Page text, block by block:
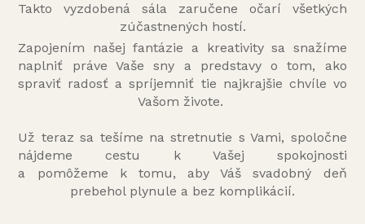
Takto vyzdobená sála zaručene očarí všetkých
zúčastnených hostí.
Zapojením našej fantázie a kreativity sa snažíme
naplniť práve Vaše sny a predstavy o tom, ako
spraviť radosť a spríjemniť tie najkrajšie chvíle vo
Vašom živote.
Už teraz sa tešíme na stretnutie s Vami, spoločne
nájdeme cestu k Vašej spokojnosti
a pomôžeme k tomu, aby Váš svadobný deň
prebehol plynule a bez komplikácií.